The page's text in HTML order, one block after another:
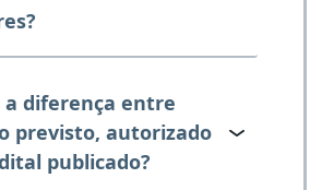
a diferença entre
previsto, autorizado
publicado?